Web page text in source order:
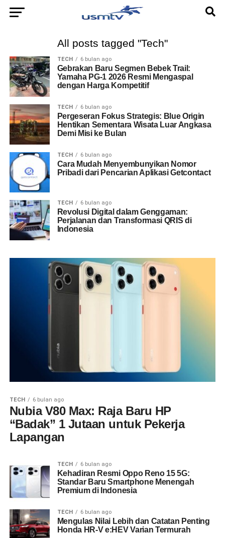
All posts tagged "Tech"
TECH 6 bulan ago
Gebrakan Baru Segmen Bebek Trail:
Yamaha PG-1 2026 Resmi Mengaspal
dengan Harga Kompetitif
TECH 6 bulan ago
Pergeseran Fokus Strategis: Blue Origin
Hentikan Sementara Wisata Luar Angkasa
Demi Misi ke Bulan
TECH 6 bulan ago
Cara Mudah Menyembunyikan Nomor
Pribadi dari Pencarian Aplikasi Getcontact
TECH 6 bulan ago
Revolusi Digital dalam Genggaman:
Perjalanan dan Transformasi QRIS di
Indonesia
TECH 6 bulan ago
Nubia V80 Max: Raja Baru HP
“Badak” 1 Jutaan untuk Pekerja
Lapangan
TECH 6 bulan ago
Kehadiran Resmi Oppo Reno 15 5G:
Standar Baru Smartphone Menengah
Premium di Indonesia
TECH 6 bulan ago
Mengulas Nilai Lebih dan Catatan Penting
Honda HR-V e:HEV Varian Termurah